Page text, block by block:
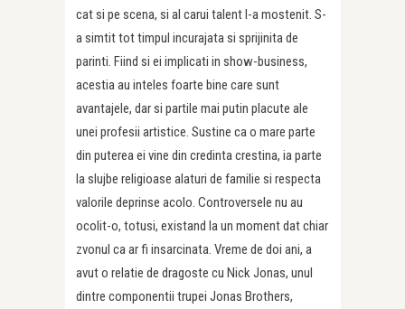
cat si pe scena, si al carui talent l-a mostenit. S-
a simtit tot timpul incurajata si sprijinita de
parinti. Fiind si ei implicati in show-business,
acestia au inteles foarte bine care sunt
avantajele, dar si partile mai putin placute ale
unei profesii artistice. Sustine ca o mare parte
din puterea ei vine din credinta crestina, ia parte
la slujbe religioase alaturi de familie si respecta
valorile deprinse acolo. Controversele nu au
ocolit-o, totusi, existand la un moment dat chiar
zvonul ca ar fi insarcinata. Vreme de doi ani, a
avut o relatie de dragoste cu Nick Jonas, unul
dintre componentii trupei Jonas Brothers,